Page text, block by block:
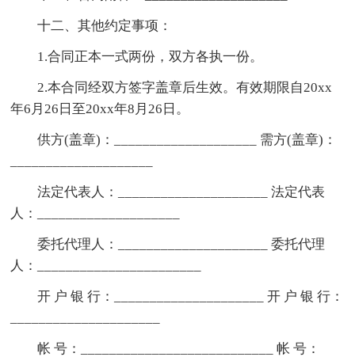
十二、其他约定事项：
1.合同正本一式两份，双方各执一份。
2.本合同经双方签字盖章后生效。有效期限自20xx
年6月26日至20xx年8月26日。
供方(盖章)：____________________ 需方(盖章)：
法定代表人：_____________________ 法定代表
人：____________________
委托代理人：_____________________ 委托代理
人：_______________________
开 户 银 行：_____________________ 开 户 银 行：
帐 号：___________________________ 帐 号：